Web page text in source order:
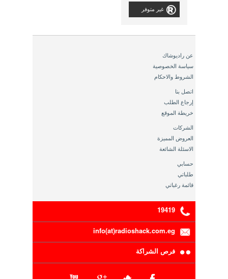
غير متوفر
عن راديوشاك
سياسة الخصوصية
الشروط والاحكام
اتصل بنا
إرجاع الطلب
خريطة الموقع
الشركات
العروض المميزة
الاسئلة الشائعة
حسابي
طلباتي
قائمة رغباتي
19419
info(at)radioshack.com.eg
فرص الشراكة